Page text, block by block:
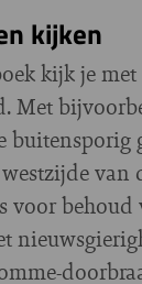
kijken
kijk je met
Met
buitensporig
van
voor behoud